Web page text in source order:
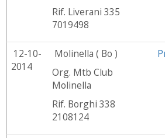
Rif. Liverani 335
7019498
12-10-
2014
Molinella ( Bo )
Org. Mtb Club
Molinella
Rif. Borghi 338
2108124